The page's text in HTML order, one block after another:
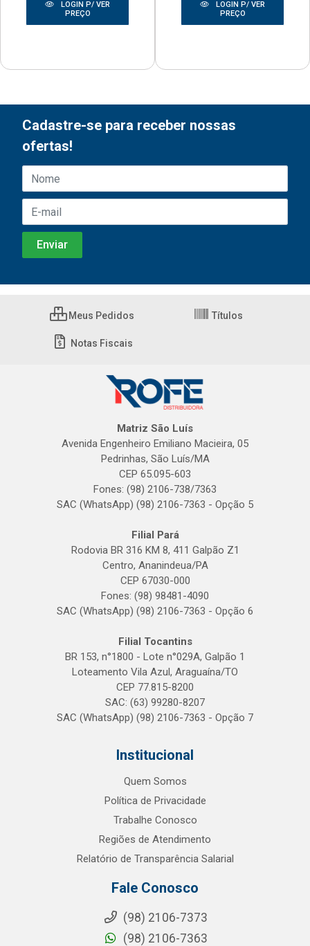
LOGIN P/ VER
PREÇO
LOGIN P/ VER
PREÇO
Cadastre-se para receber nossas
ofertas!
Meus Pedidos Títulos
Notas Fiscais
Matriz São Luís
Avenida Engenheiro Emiliano Macieira, 05
Pedrinhas, São Luís/MA
CEP 65.095-603
Fones: (98) 2106-738/7363
SAC (WhatsApp) (98) 2106-7363 - Opção 5
Filial Pará
Rodovia BR 316 KM 8, 411 Galpão Z1
Centro, Ananindeua/PA
CEP 67030-000
Fones: (98) 98481-4090
SAC (WhatsApp) (98) 2106-7363 - Opção 6
Filial Tocantins
BR 153, n°1800 - Lote n°029A, Galpão 1
Loteamento Vila Azul, Araguaína/TO
CEP 77.815-8200
SAC: (63) 99280-8207
SAC (WhatsApp) (98) 2106-7363 - Opção 7
Institucional
Quem Somos
Política de Privacidade
Trabalhe Conosco
Regiões de Atendimento
Relatório de Transparência Salarial
Fale Conosco
(98) 2106-7373
(98) 2106-7363